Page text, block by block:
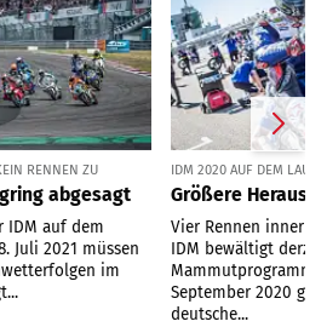
RENNEN ZU
abgesagt
IDM auf dem
Juli 2021 müssen
im
IDM 2020 AUF DEM
Größere
Vier Rennen
IDM bewältigt
Mammutprogramm.
September 2020
deutsche...